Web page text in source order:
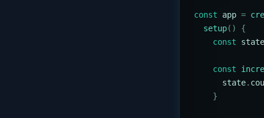
const app =
  setup
()
{
    const
state
    const
      state
.
    }